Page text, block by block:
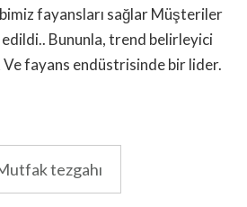
fayansları sağlar Müşteriler
Bununla, trend belirleyici
Ve fayans endüstrisinde bir lider.
tezgahı